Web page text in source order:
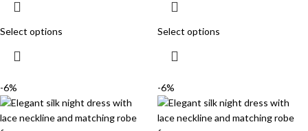
Select options Select options
-6% -6%